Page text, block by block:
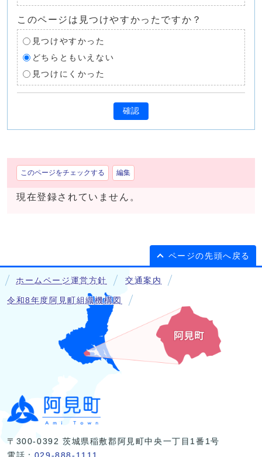
このページは見つけやすかったですか？
見つけやすかった
どちらともいえない
見つけにくかった
確認
このページをチェックする 編集
現在登録されていません。
ページの先頭へ戻る
ホームページ運営方針 交通案内
令和8年度阿見町組織機構図
〒300-0392 茨城県稲敷郡阿見町中央一丁目1番1号